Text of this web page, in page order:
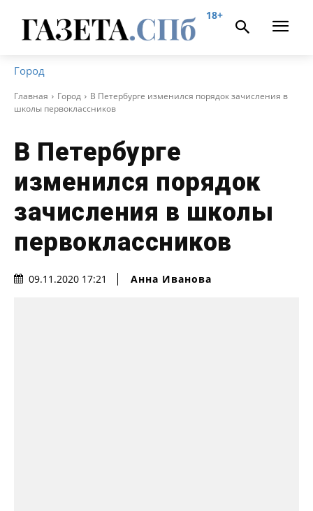
18+
Город
Главная Город
В Петербурге изменился порядок зачисления в
школы первоклассников
В Петербурге
изменился порядок
зачисления в школы
первоклассников
09.11.2020 17:21 Анна Иванова